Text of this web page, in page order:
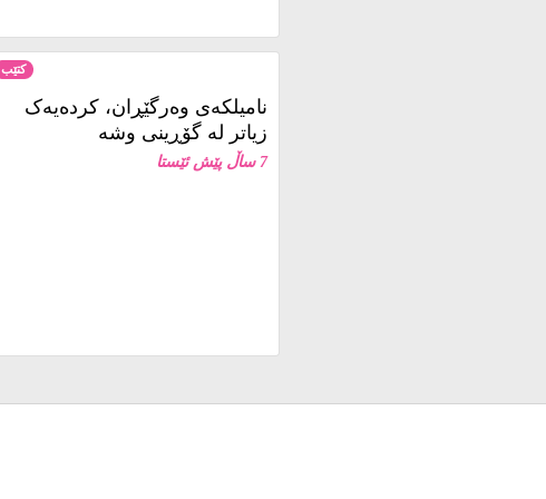
کتێب
نامیلكه‌ی وەرگێڕان، کردەیەک
زیاتر لە گۆڕینی وشە
7 ساڵ پێش ئێستا